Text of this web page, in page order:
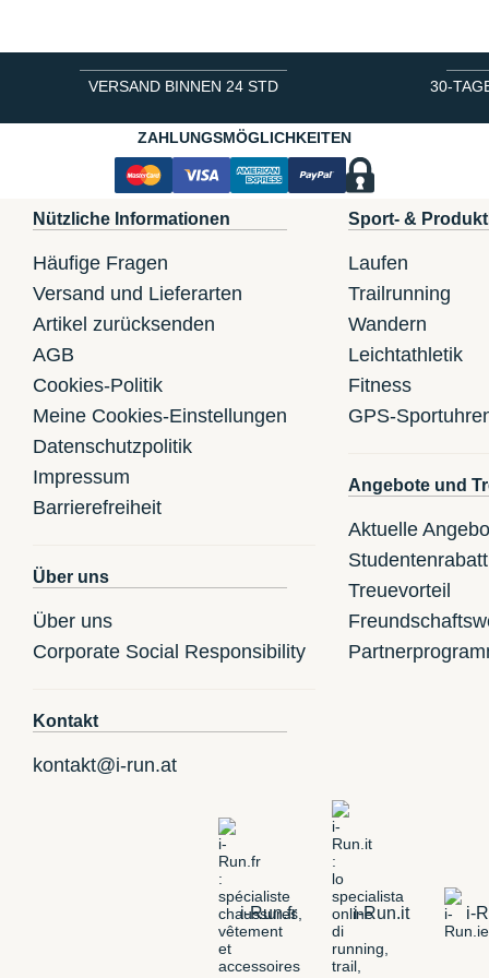
VERSAND BINNEN 24 STD 30-
ZAHLUNGSMÖGLICHKEITEN
Nützliche Informationen
Häufige Fragen
Versand und Lieferarten
Artikel zurücksenden
AGB
Cookies-Politik
Meine Cookies-Einstellungen
Datenschutzpolitik
Impressum
Barrierefreiheit
Über uns
Über uns
Corporate Social Responsibility
Kontakt
kontakt@i-run.at
Sport- &
Laufen
Trailrunning
Wandern
Leichtathletik
Fitness
GPS-
Angebote und
Aktuelle
Studentenrabatt
Treuevorteil
i-Run.fr i-Run.it i-